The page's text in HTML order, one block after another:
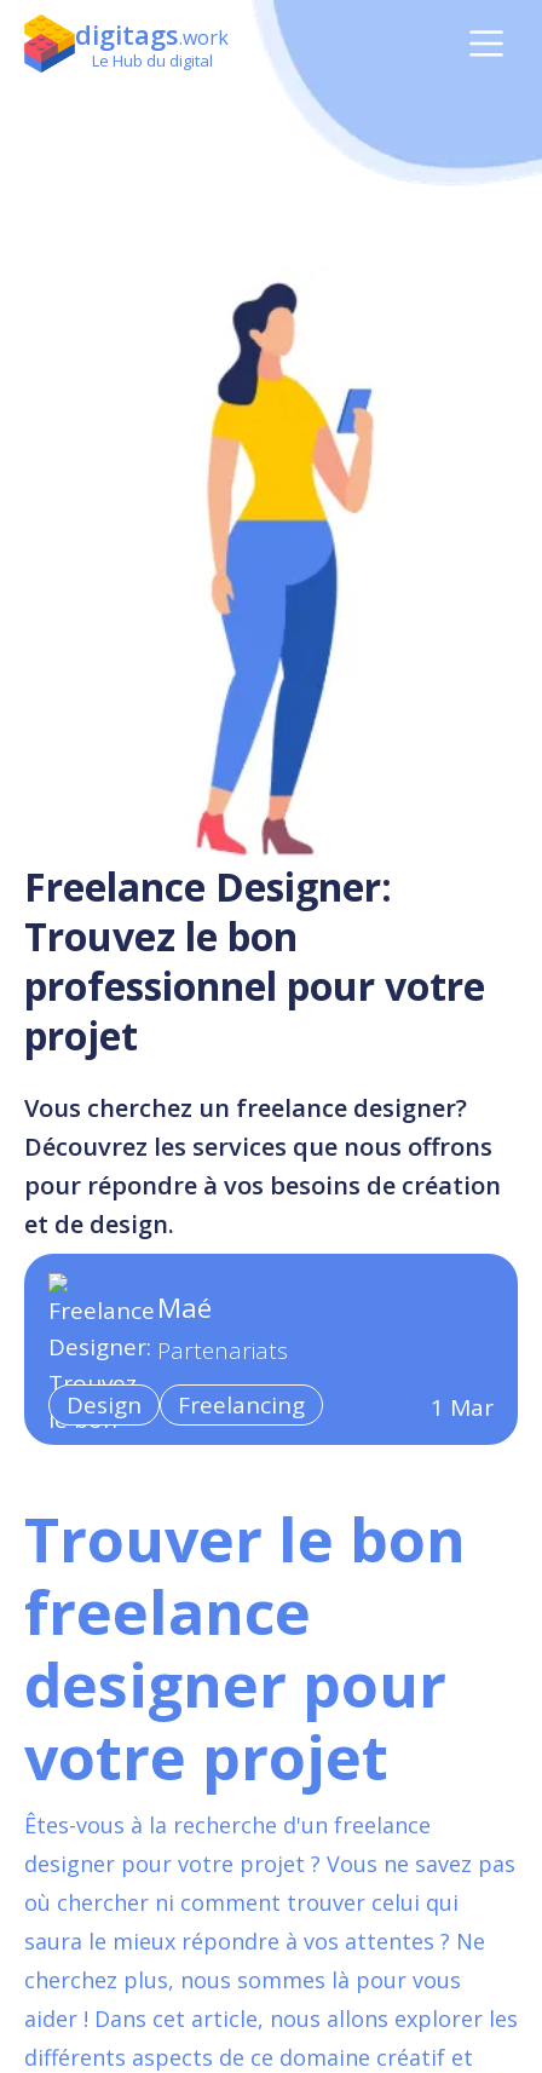
digitags.work
Le Hub du digital
Freelance Designer:
Trouvez le bon
professionnel pour votre
projet
Vous cherchez un freelance designer?
Découvrez les services que nous offrons
pour répondre à vos besoins de création
et de design.
Maé
Partenariats
1 Mar
Design Freelancing
Trouver le bon
freelance
designer pour
votre projet
Êtes-vous à la recherche d'un freelance
designer pour votre projet ? Vous ne savez pas
où chercher ni comment trouver celui qui
saura le mieux répondre à vos attentes ? Ne
cherchez plus, nous sommes là pour vous
aider ! Dans cet article, nous allons explorer les
différents aspects de ce domaine créatif et